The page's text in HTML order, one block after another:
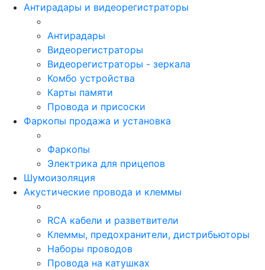
Антирадары и видеорегистраторы
Антирадары
Видеорегистраторы
Видеорегистраторы - зеркала
Комбо устройства
Карты памяти
Провода и присоски
Фаркопы продажа и установка
Фаркопы
Электрика для прицепов
Шумоизоляция
Акустические провода и клеммы
RCA кабели и разветвители
Клеммы, предохранители, дистрибьюторы
Наборы проводов
Провода на катушках